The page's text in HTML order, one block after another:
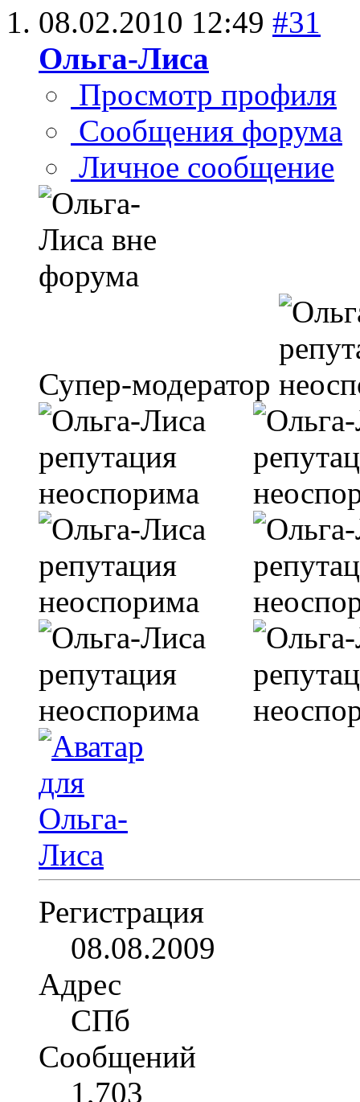
08.02.2010 12:49 #31
Ольга-Лиса
Просмотр профиля
Сообщения форума
Личное сообщение
Супер-модератор
Регистрация
08.08.2009
Адрес
СПб
Сообщений
1,703